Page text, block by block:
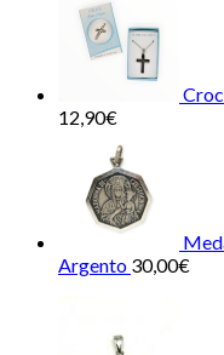
12,90€
Argento 30,00€